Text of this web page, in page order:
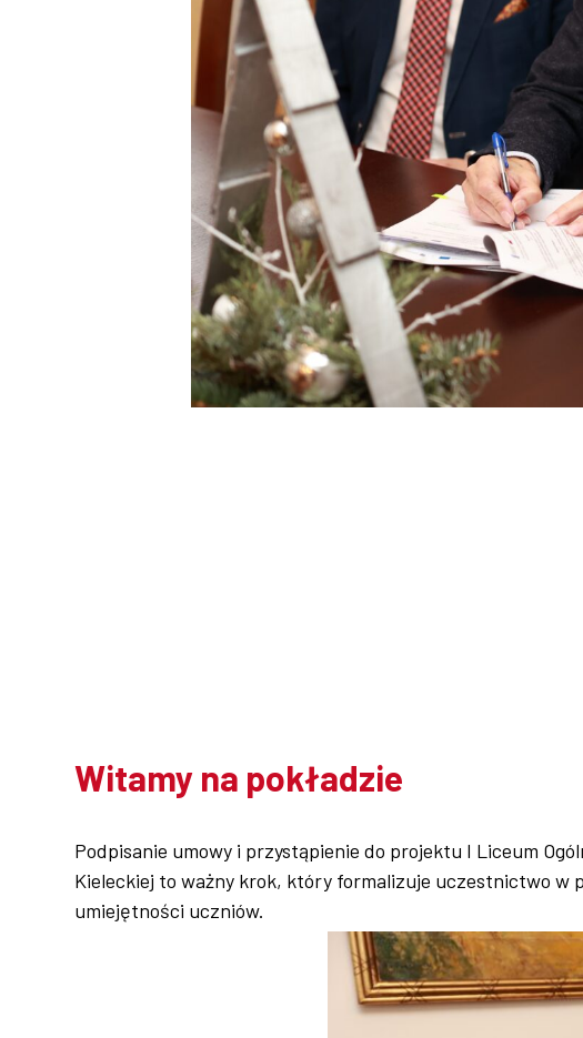
Witamy na pokładzie
Podpisanie umowy i przystąpienie do projektu I Liceum
Kieleckiej to ważny krok, który formalizuje uczestnictwo w
umiejętności uczniów.
Podyplomowe
Pracownicy
Domy studenckie